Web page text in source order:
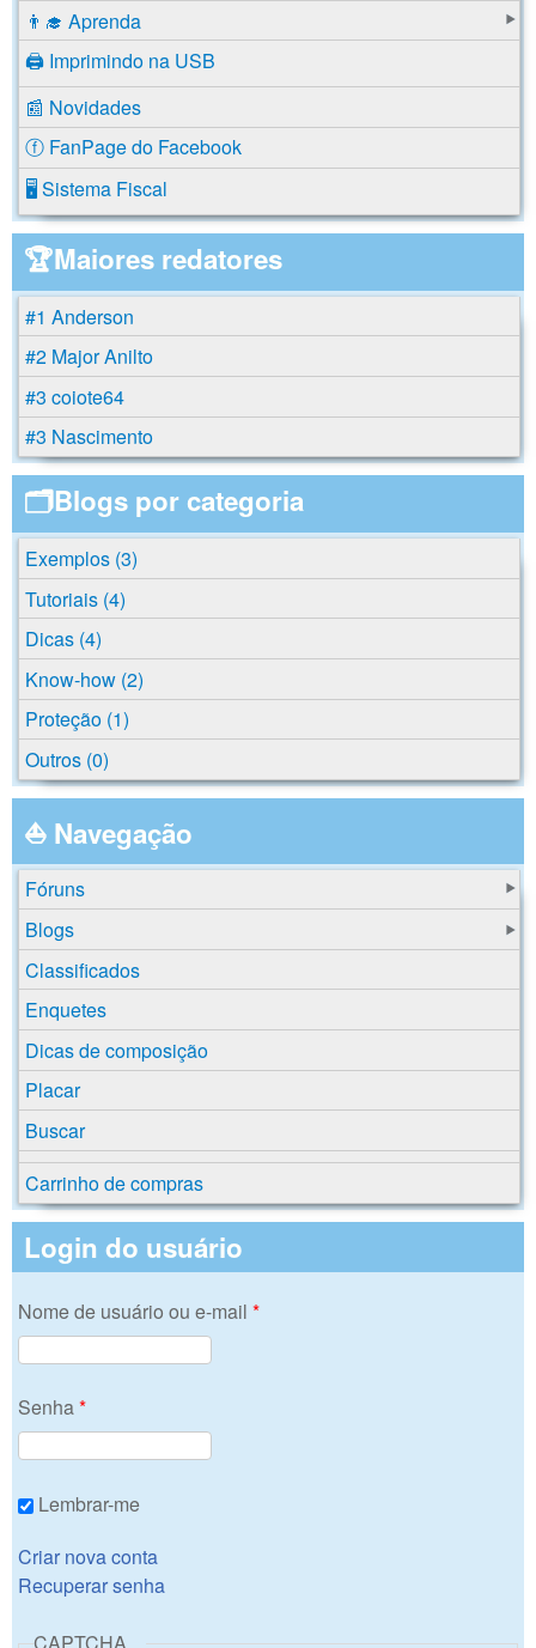
👨‍🎓 Aprenda
🖨️ Imprimindo na USB
📰 Novidades
ⓕ FanPage do Facebook
🖥️ Sistema Fiscal
🏆Maiores redatores
#1 Anderson
#2 Major Anilto
#3 coiote64
#3 Nascimento
🗂️Blogs por categoria
Exemplos (3)
Tutoriais (4)
Dicas (4)
Know-how (2)
Proteção (1)
Outros (0)
⛵ Navegação
Fóruns
Blogs
Classificados
Enquetes
Dicas de composição
Placar
Buscar
Carrinho de compras
Login do usuário
Nome de usuário ou e-mail *
Senha*
Lembrar-me
Criar nova conta
Recuperar senha